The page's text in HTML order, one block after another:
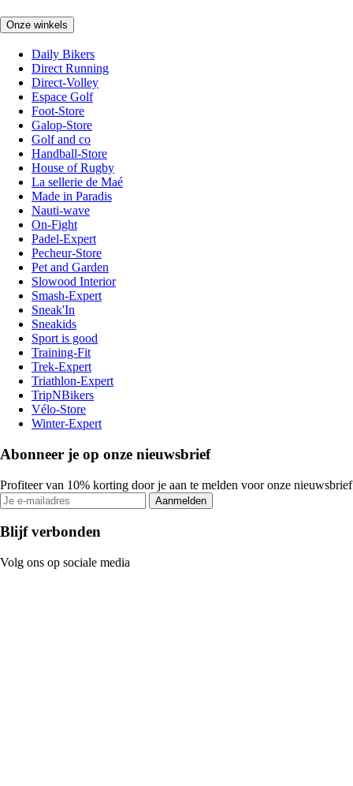
Onze winkels
Daily Bikers
Direct Running
Direct-Volley
Espace Golf
Foot-Store
Galop-Store
Golf and co
Handball-Store
House of Rugby
La sellerie de Maé
Made in Paradis
Nauti-wave
On-Fight
Padel-Expert
Pecheur-Store
Pet and Garden
Slowood Interior
Smash-Expert
Sneak'In
Sneakids
Sport is good
Training-Fit
Trek-Expert
Triathlon-Expert
TripNBikers
Vélo-Store
Winter-Expert
Abonneer je op onze nieuwsbrief
Profiteer van 10% korting door je aan te melden voor onze nieuwsbrief
Aanmelden
Blijf verbonden
Volg ons op sociale media